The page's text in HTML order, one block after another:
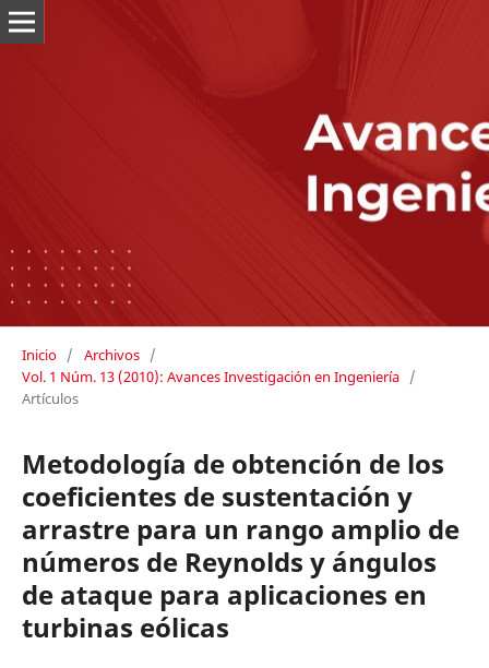
Inicio / Archivos /
Vol. 1 Núm. 13 (2010): Avances Investigación en Ingeniería /
Artículos
Metodología de obtención de los
coeficientes de sustentación y
arrastre para un rango amplio de
números de Reynolds y ángulos
de ataque para aplicaciones en
turbinas eólicas